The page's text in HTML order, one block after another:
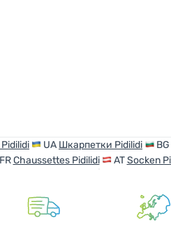
UA Шкарпетки Pidilidi BG
FRChaussettes Pidilidi ATSocken